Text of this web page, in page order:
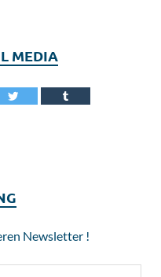
MEDIA
Newsletter !